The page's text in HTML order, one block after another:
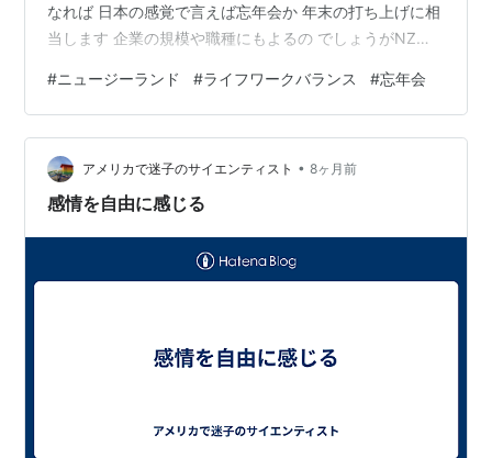
なれば 日本の感覚で言えば忘年会か 年末の打ち上げに相
当します 企業の規模や職種にもよるの でしょうがNZで
いのは従業員 にフェアでいいなと思います 夫が平日の日
中ゴルフなら、 次男も社内パーティーで5時 過ぎにはタ
オを迎えに来て、 2人とも夕食は自宅でした。 いつも6時
15分きっかりに帰 って来るお隣さんも、昨日は 5時半帰
りで早上がりでした 一定の飲酒なら運転ができる 国ゆ
#ニュージーランド #ライフワークバランス #忘年会
アメリカで迷子のサイエンティスト • 8ヶ月前
感情を自由に感じる